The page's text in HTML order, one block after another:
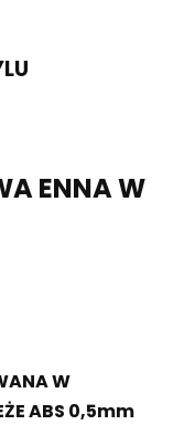
ENNA W
W
ABS 0,5mm